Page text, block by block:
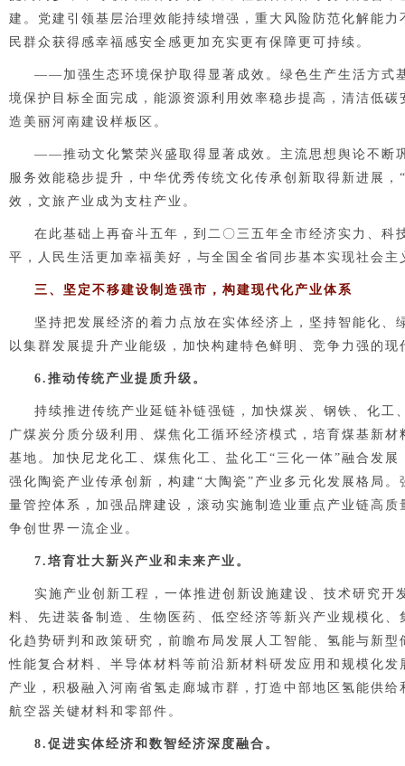
建。党建引领基层治理效能持续增强，重大风险防范化解能
民群众获得感幸福感安全感更加充实更有保障更可持续。
—— 加强生态环境保护取得显著成效。 绿色生产生活方式
境保护目标全面完成，能源资源利用效率稳步提高，清洁低
造美丽河南建设样板区。
——推动文化繁荣兴盛取得显著成效。 主流思想舆论不断
服务效能稳步提升，中华优秀传统文化传承创新取得新进展
效，文旅产业成为支柱产业。
在此基础上再奋斗五年，到二 〇三五年全市经济实力、科
平，人民生活更加幸福美好，与全国全省同步基本实现社会主
三、坚定不移建设制造强市，构建现代化产业体系
坚持把发展经济的着力点放在实体经济上，坚持智能化
以集群发展提升产业能级，加快构建特色鲜明、竞争力强的
6.推动传统产业提质升级。
持续推进传统产业延链补链强链，加快煤炭、钢铁、化
广煤炭分质分级利用、煤焦化工循环经济模式，培育煤基新
基地。加快尼龙化工、煤焦化工、盐化工“三化一体”融合发
强化陶瓷产业传承创新，构建“大陶瓷”产业多元化发展格局
量管控体系，加强品牌建设，滚动实施制造业重点产业链高
争创世界一流企业。
7.培育壮大新兴产业和未来产业。
实施产业创新工程，一体推进创新设施建设、技术研究
料、先进装备制造、生物医药、低空经济等新兴产业规模化
化趋势研判和政策研究，前瞻布局发展人工智能、氢能与新
性能复合材料、半导体材料等前沿新材料研发应用和规模化
产业，积极融入河南省氢走廊城市群，打造中部地区氢能供
航空器关键材料和零部件。
8.促进实体经济和数智经济深度融合。